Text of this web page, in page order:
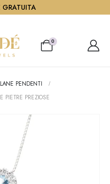
GRATUITA
0
PENDENTI
PREZIOSE